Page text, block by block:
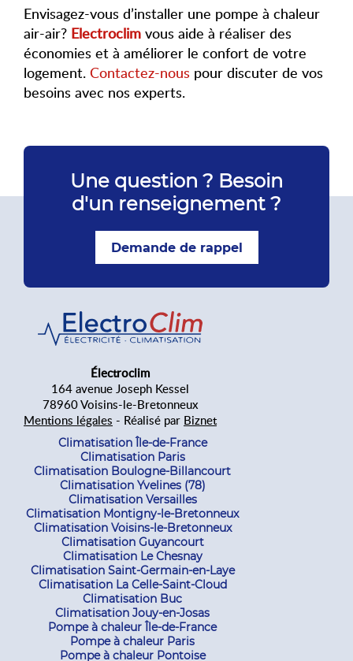
Envisagez-vous d’installer une pompe à chaleur
air-air? Electroclim vous aide à réaliser des
économies et à améliorer le confort de votre
logement. Contactez-nous pour discuter de vos
besoins avec nos experts.
Une question ? Besoin
d'un renseignement ?
Demande de rappel
Électroclim
164 avenue Joseph Kessel
78960 Voisins-le-Bretonneux
Mentions légales - Réalisé par Biznet
Climatisation Île-de-France
Climatisation Paris
Climatisation Boulogne-Billancourt
Climatisation Yvelines (78)
Climatisation Versailles
Climatisation Montigny-le-Bretonneux
Climatisation Voisins-le-Bretonneux
Climatisation Guyancourt
Climatisation Le Chesnay
Climatisation Saint-Germain-en-Laye
Climatisation La Celle-Saint-Cloud
Climatisation Buc
Climatisation Jouy-en-Josas
Pompe à chaleur Île-de-France
Pompe à chaleur Paris
Pompe à chaleur Pontoise